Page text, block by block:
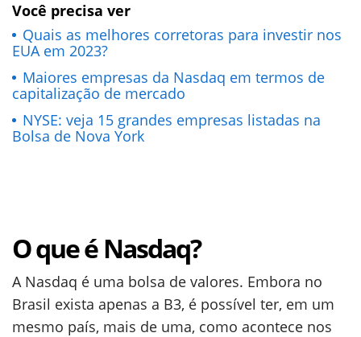
Você precisa ver
Quais as melhores corretoras para investir nos
EUA em 2023?
Maiores empresas da Nasdaq em termos de
capitalização de mercado
NYSE: veja 15 grandes empresas listadas na
Bolsa de Nova York
O que é Nasdaq?
A Nasdaq é uma bolsa de valores. Embora no
Brasil exista apenas a B3, é possível ter, em um
mesmo país, mais de uma, como acontece nos